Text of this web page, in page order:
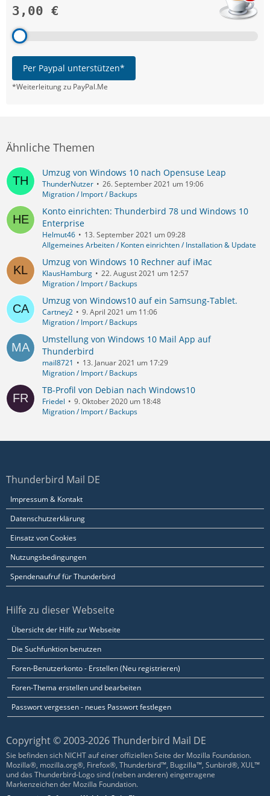
3,00 €
Per Paypal unterstützen*
*Weiterleitung zu PayPal.Me
Ähnliche Themen
Umzug von Windows 10 nach Opensuse Leap
ThunderNutzer
26. September 2021 um 19:06
Migration / Import / Backups
Konto einrichten: Thunderbird 78 und Windows 10
Enterprise
Helmut46
13. September 2021 um 09:28
Allgemeines Arbeiten / Konten einrichten / Installation & Update
Umzug von Windows 10 Rechner auf iMac
KlausHamburg
22. August 2021 um 12:57
Migration / Import / Backups
Umzug von Windows10 auf ein Samsung-Tablet.
Cartney2
9. April 2021 um 11:06
Migration / Import / Backups
Umstellung von Windows 10 Mail App auf
Thunderbird
mail8721
13. Januar 2021 um 17:29
Migration / Import / Backups
TB-Profil von Debian nach Windows10
Friedel
9. Oktober 2020 um 18:48
Migration / Import / Backups
Thunderbird Mail DE
Impressum & Kontakt
Datenschutzerklärung
Einsatz von Cookies
Nutzungsbedingungen
Spendenaufruf für Thunderbird
Hilfe zu dieser Webseite
Übersicht der Hilfe zur Webseite
Die Suchfunktion benutzen
Foren-Benutzerkonto - Erstellen (Neu registrieren)
Foren-Thema erstellen und bearbeiten
Passwort vergessen - neues Passwort festlegen
Copyright © 2003-2026 Thunderbird Mail DE
Sie befinden sich NICHT auf einer offiziellen Seite der Mozilla Foundation.
Mozilla®, mozilla.org®, Firefox®, Thunderbird™, Bugzilla™, Sunbird®, XUL™
und das Thunderbird-Logo sind (neben anderen) eingetragene
Markenzeichen der Mozilla Foundation.